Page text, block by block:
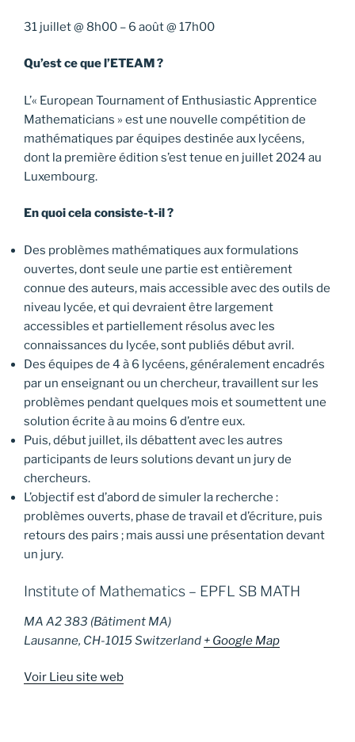
31 juillet@ 8h00 – 6 août@ 17h00
Qu’est ce que l’ETEAM ?
L’« European Tournament of Enthusiastic Apprentice
Mathematicians » est une nouvelle compétition de
mathématiques par équipes destinée aux lycéens,
dont la première édition s’est tenue en juillet 2024 au
Luxembourg.
En quoi cela consiste-t-il ?
Des problèmes mathématiques aux formulations
ouvertes, dont seule une partie est entièrement
connue des auteurs, mais accessible avec des outils de
niveau lycée, et qui devraient être largement
accessibles et partiellement résolus avec les
connaissances du lycée, sont publiés début avril.
Des équipes de 4 à 6 lycéens, généralement encadrés
par un enseignant ou un chercheur, travaillent sur les
problèmes pendant quelques mois et soumettent une
solution écrite à au moins 6 d’entre eux.
Puis, début juillet, ils débattent avec les autres
participants de leurs solutions devant un jury de
chercheurs.
L’objectif est d’abord de simuler la recherche :
problèmes ouverts, phase de travail et d’écriture, puis
retours des pairs ; mais aussi une présentation devant
un jury.
Institute of Mathematics – EPFL SB MATH
MA A2 383 (Bâtiment MA)
Lausanne, CH-1015Switzerland + Google Map
Voir Lieu site web